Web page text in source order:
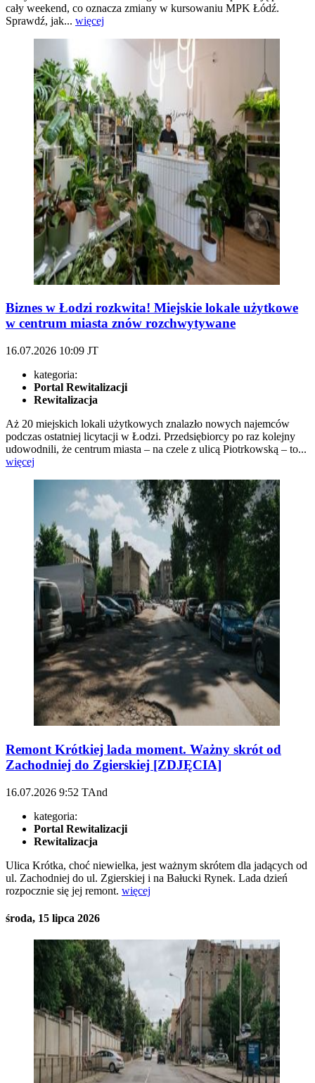
cały weekend, co oznacza zmiany w kursowaniu MPK Łódź.
Sprawdź, jak... więcej
Biznes w Łodzi rozkwita! Miejskie lokale użytkowe
w centrum miasta znów rozchwytywane
16.07.2026 10:09 JT
kategoria:
Portal Rewitalizacji
Rewitalizacja
Aż 20 miejskich lokali użytkowych znalazło nowych najemców
podczas ostatniej licytacji w Łodzi. Przedsiębiorcy po raz kolejny
udowodnili, że centrum miasta – na czele z ulicą Piotrkowską – to...
więcej
Remont Krótkiej lada moment. Ważny skrót od
Zachodniej do Zgierskiej [ZDJĘCIA]
16.07.2026 9:52 TAnd
kategoria:
Portal Rewitalizacji
Rewitalizacja
Ulica Krótka, choć niewielka, jest ważnym skrótem dla jadących od
ul. Zachodniej do ul. Zgierskiej i na Bałucki Rynek. Lada dzień
rozpocznie się jej remont. więcej
środa, 15 lipca 2026